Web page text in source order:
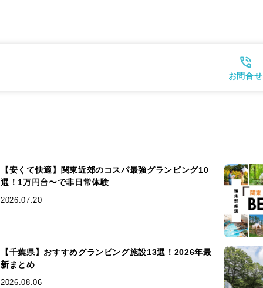
お問合せ
【安くて快適】関東近郊のコスパ最強グランピング10
選！1万円台〜で非日常体験
2026.07.20
【千葉県】おすすめグランピング施設13選！2026年最
新まとめ
2026.08.06